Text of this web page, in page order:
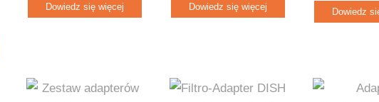
Dowiedz się więcej Dowiedz się więcej Dowiedz